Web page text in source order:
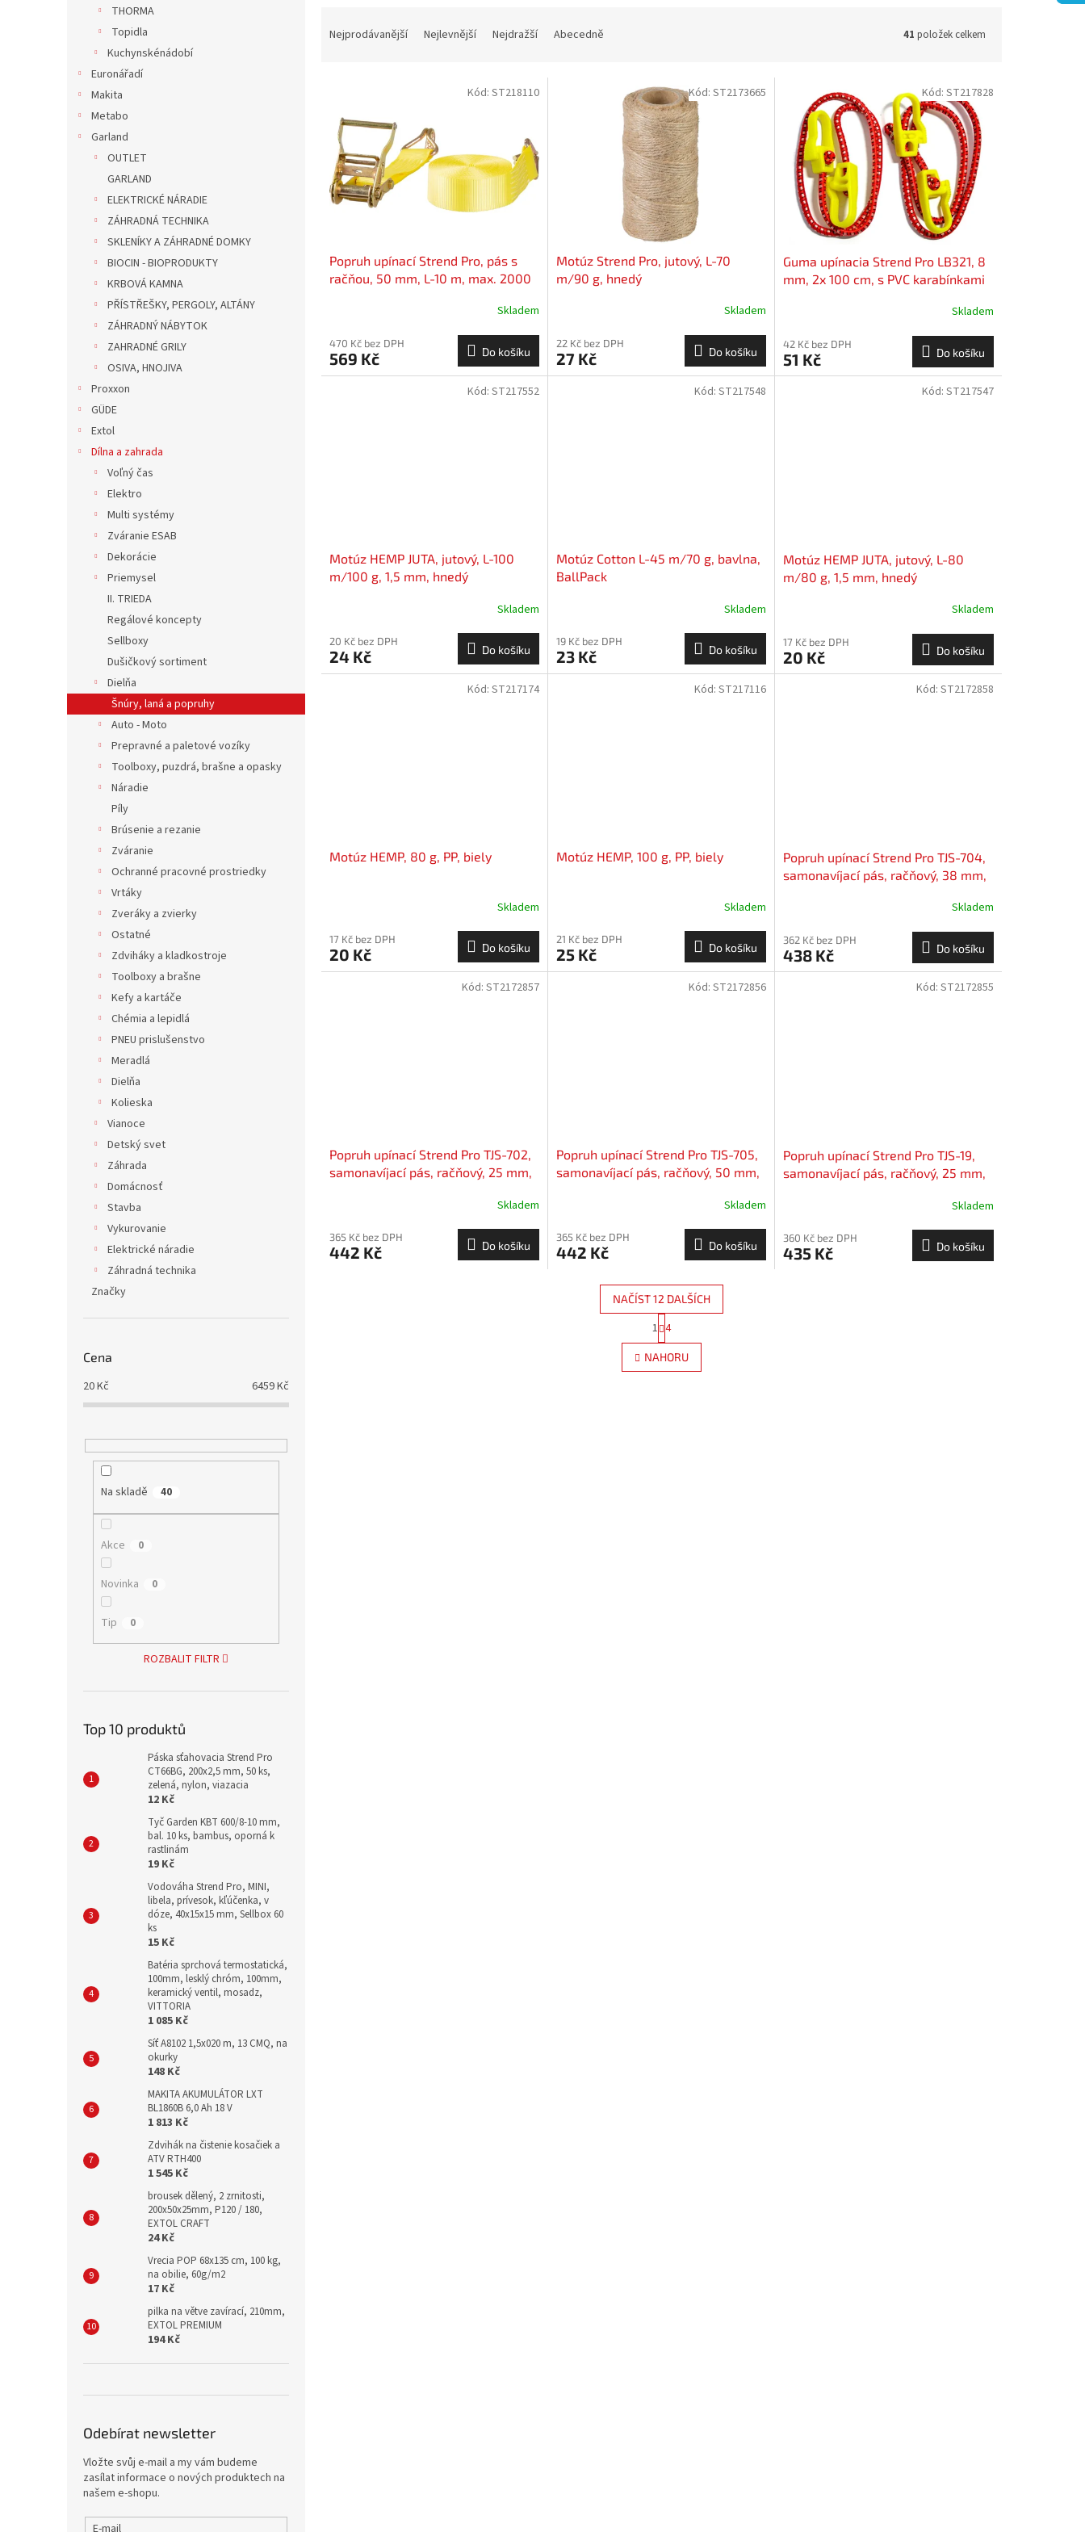
THORMA
Topidla
Kuchynskénádobí
Euronářadí
Makita
Metabo
Garland
OUTLET
GARLAND
ELEKTRICKÉ NÁRADIE
ZÁHRADNÁ TECHNIKA
SKLENÍKY A ZÁHRADNÉ DOMKY
BIOCIN - BIOPRODUKTY
KRBOVÁ KAMNA
PŘÍSTŘEŠKY, PERGOLY, ALTÁNY
ZÁHRADNÝ NÁBYTOK
ZAHRADNÉ GRILY
OSIVA, HNOJIVA
Proxxon
GÜDE
Extol
Dílna a zahrada
Voľný čas
Elektro
Multi systémy
Zváranie ESAB
Dekorácie
Priemysel
II. TRIEDA
Regálové koncepty
Sellboxy
Dušičkový sortiment
Dielňa
Šnúry, laná a popruhy
Auto - Moto
Prepravné a paletové vozíky
Toolboxy, puzdrá, brašne a opasky
Náradie
Píly
Brúsenie a rezanie
Zváranie
Ochranné pracovné prostriedky
Vrtáky
Zveráky a zvierky
Ostatné
Zdviháky a kladkostroje
Toolboxy a brašne
Kefy a kartáče
Chémia a lepidlá
PNEU prislušenstvo
Meradlá
Dielňa
Kolieska
Vianoce
Detský svet
Záhrada
Domácnosť
Stavba
Vykurovanie
Elektrické náradie
Záhradná technika
Značky
Cena
20Kč 6459Kč
Na skladě 40
Akce 0
Novinka 0
Tip 0
ROZBALIT FILTR
Top 10 produktů
Páska sťahovacia Strend Pro
CT66BG, 200x2,5 mm, 50 ks,
zelená, nylon, viazacia
12 Kč
Tyč Garden KBT 600/8-10 mm,
bal. 10 ks, bambus, oporná k
rastlinám
19 Kč
Vodováha Strend Pro, MINI,
libela, prívesok, kľúčenka, v
dóze, 40x15x15 mm, Sellbox 60
ks
15 Kč
Batéria sprchová termostatická,
100mm, lesklý chróm, 100mm,
keramický ventil, mosadz,
VITTORIA
1 085 Kč
Síť A8102 1,5x020 m, 13 CMQ, na
okurky
148 Kč
MAKITA AKUMULÁTOR LXT
BL1860B 6,0 Ah 18 V
1 813 Kč
Zdvihák na čistenie kosačiek a
ATV RTH400
1 545 Kč
brousek dělený, 2 zrnitosti,
200x50x25mm, P120 / 180,
EXTOL CRAFT
24 Kč
Vrecia POP 68x135 cm, 100 kg,
na obilie, 60g/m2
17 Kč
pilka na větve zavírací, 210mm,
EXTOL PREMIUM
194 Kč
Odebírat newsletter
Vložte svůj e-mail a my vám budeme
zasílat informace o nových produktech na
našem e-shopu.
Nejprodávanější Nejlevnější Nejdražší Abecedně 41 položek celkem
Popruh upínací Strend Pro, pás s
račňou, 50 mm, L-10 m, max. 2000
Skladem
470 Kč bez DPH
569 Kč Do košíku
Kód: ST218110
Motúz Strend Pro, jutový, L-70
m/90 g, hnedý
Skladem
22 Kč bez DPH
27 Kč Do košíku
Kód: ST2173665
Guma upínacia Strend Pro LB321, 8
mm, 2x 100 cm, s PVC karabínkami
Skladem
42 Kč bez DPH
51 Kč Do košíku
Kód: ST217828
Motúz HEMP JUTA, jutový, L-100
m/100 g, 1,5 mm, hnedý
Skladem
20 Kč bez DPH
24 Kč Do košíku
Kód: ST217552
Motúz Cotton L-45 m/70 g, bavlna,
BallPack
Skladem
19 Kč bez DPH
23 Kč Do košíku
Kód: ST217548
Motúz HEMP JUTA, jutový, L-80
m/80 g, 1,5 mm, hnedý
Skladem
17 Kč bez DPH
20 Kč Do košíku
Kód: ST217547
Motúz HEMP, 80 g, PP, biely
Skladem
17 Kč bez DPH
20 Kč Do košíku
Kód: ST217174
Motúz HEMP, 100 g, PP, biely
Skladem
21 Kč bez DPH
25 Kč Do košíku
Kód: ST217116
Popruh upínací Strend Pro TJS-704,
samonavíjací pás, račňový, 38 mm,
Skladem
362 Kč bez DPH
438 Kč Do košíku
Kód: ST2172858
Popruh upínací Strend Pro TJS-702,
samonavíjací pás, račňový, 25 mm,
Skladem
365 Kč bez DPH
442 Kč Do košíku
Kód: ST2172857
Popruh upínací Strend Pro TJS-705,
samonavíjací pás, račňový, 50 mm,
Skladem
365 Kč bez DPH
442 Kč Do košíku
Kód: ST2172856
Popruh upínací Strend Pro TJS-19,
samonavíjací pás, račňový, 25 mm,
Skladem
360 Kč bez DPH
435 Kč Do košíku
Kód: ST2172855
O
v
l
NAČÍST 12 DALŠÍCH
t
r
á
n
1 4
NAHORU